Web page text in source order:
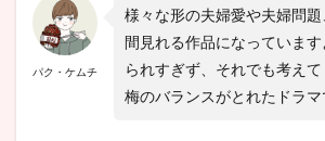
パク・ケムチ
様々な形の夫婦愛や夫婦問
間見れる作品になっていま
られすぎず、それでも考え
梅のバランスがとれたドラマ